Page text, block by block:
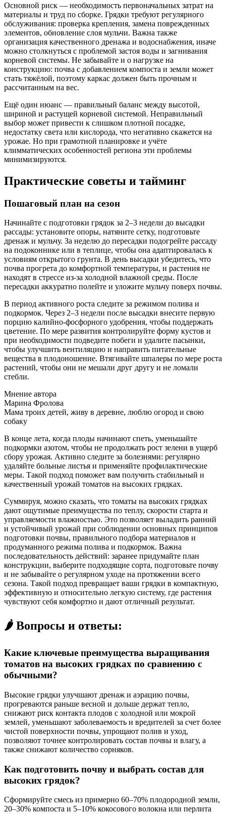
Основной риск — необходимость первоначальных затрат на
материалы и труд по сборке. Грядки требуют регулярного
обслуживания: проверка крепления, замена поврежденных
элементов, обновление слоя мульчи. Важна также
организация качественного дренажа и водоснабжения, иначе
можно столкнуться с проблемой застоя воды и загнивания
корневой системы. Не забывайте и о нагрузке на
конструкцию: почва с добавлением компоста и земли может
стать тяжёлой, поэтому каркас должен быть прочным и
рассчитанным на вес.
Ещё один нюанс — правильный баланс между высотой,
шириной и растущей корневой системой. Неправильный
выбор может привести к слишком плотной посадке,
недостатку света или кислорода, что негативно скажется на
урожае. Но при грамотной планировке и учёте
климматических особенностей региона эти проблемы
минимизируются.
Практические советы и тайминг
Пошаговый план на сезон
Начинайте с подготовки грядок за 2–3 недели до высадки
рассады: установите опоры, натяните сетку, подготовьте
дренаж и мульчу. За неделю до пересадки подогрейте рассаду
на подоконнике или в теплице, чтобы она адаптировалась к
условиям открытого грунта. В день высадки убедитесь, что
почва прогрета до комфортной температуры, и растения не
находят в стрессе из-за холодной влажной среды. После
пересадки аккуратно полейте и уложите мульчу поверх почвы.
В период активного роста следите за режимом полива и
подкормок. Через 2–3 недели после высадки внесите первую
порцию калийно-фосфорного удобрения, чтобы поддержать
цветение. По мере развития контролируйте форму кустов и
при необходимости подведите побеги и удалите пасынки,
чтобы улучшить вентиляцию и направить питательные
вещества в плодоношение. Втягивайте шпалеры по мере роста
растений, чтобы они не мешали друг другу и не ломали
стебли.
Мнение автора
Марина Фролова
Мама троих детей, живу в деревне, люблю огород и свою
собаку
В конце лета, когда плоды начинают спеть, уменьшайте
подкормки азотом, чтобы не продолжать рост зелени в ущерб
сбору урожая. Активно следите за болезнями: регулярно
удаляйте больные листья и применяйте профилактические
меры. Такой подход поможет вам получить стабильный и
качественный урожай томатов на высоких грядках.
Суммируя, можно сказать, что томаты на высоких грядках
дают ощутимые преимущества по теплу, скорости старта и
управляемости влажностью. Это позволяет выладить ранний
и устойчивый урожай при соблюдении основных принципов
подготовки почвы, правильного подбора материалов и
продуманного режима полива и подкормок. Важна
последовательность действий: заранее придумайте план
конструкции, выберите подходящие сорта, подготовьте почву
и не забывайте о регулярном уходе на протяжении всего
сезона. Такой подход превращает ваши грядки в компактную,
эффективную и относительно легкую систему, где растения
чувствуют себя комфортно и дают отличный результат.
🌶️ Вопросы и ответы:
Какие ключевые преимущества выращивания
томатов на высоких грядках по сравнению с
обычными?
Высокие грядки улучшают дренаж и аэрацию почвы,
прогреваются раньше весной и дольше держат тепло,
снижают риск контакта плодов с холодной или мокрой
землей, уменьшают заболеваемость и вредителей за счет более
чистой поверхности почвы, упрощают полив и уход,
позволяют точнее контролировать состав почвы и влагу, а
также снижают количество сорняков.
Как подготовить почву и выбрать состав для
высоких грядок?
Сформируйте смесь из примерно 60–70% плодородной земли,
20–30% компоста и 5–10% кокосового волокна или перлита